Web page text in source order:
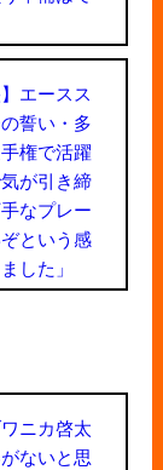
エースス
誓い・多
権で活躍
が引き締
なプレー
という感
した」
ワニカ啓太
がないと思